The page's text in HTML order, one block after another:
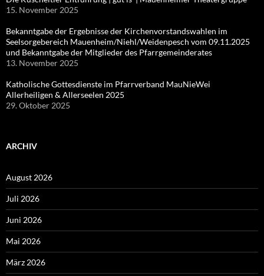
15. November 2025
Bekanntgabe der Ergebnisse der Kirchenvorstandswahlen im
Seelsorgebereich Mauenheim/Niehl/Weidenpesch vom 09.11.2025
und Bekanntgabe der Mitglieder des Pfarrgemeinderates
13. November 2025
Katholische Gottesdienste im Pfarrverband MauNieWei
Allerheiligen & Allerseelen 2025
29. Oktober 2025
ARCHIV
August 2026
Juli 2026
Juni 2026
Mai 2026
März 2026